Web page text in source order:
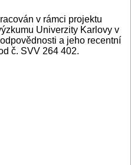
v rámci projektu
Univerzity Karlovy v
a jeho recentní
č. SVV 264 402.